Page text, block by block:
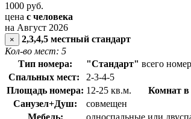
1000 руб.
цена с человека
на Август 2026
×
2,3,4,5 местный стандарт
Кол-во мест: 5
Тип номера:
"Стандарт" всего
Спальных мест:
2-3-4-5
Площадь номера: 12-25 кв.м. Комнат в
Санузел+Душ:
совмещен